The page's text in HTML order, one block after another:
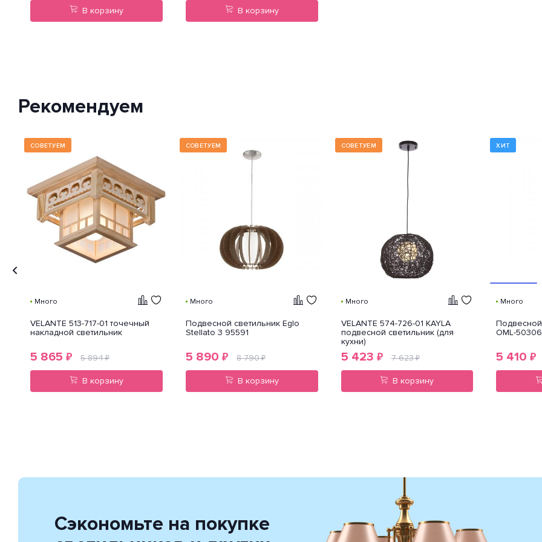
В корзину В корзину
Рекомендуем
СОВЕТУЕМ
Много
VELANTE 513-717-01 точечный
накладной светильник
5 865 ₽ 5 894₽
В корзину
СОВЕТУЕМ
Много
Подвесной светильник Eglo
Stellato 3 95591
5 890 ₽ 8 790₽
В корзину
СОВЕТУЕМ
Много
VELANTE 574-726-01 KAYLA
подвесной светильник (для
кухни)
5 423 ₽ 7 623₽
В корзину
ХИТ
Много
Подвесной
OML-
5 410 ₽
Сэкономьте на покупке